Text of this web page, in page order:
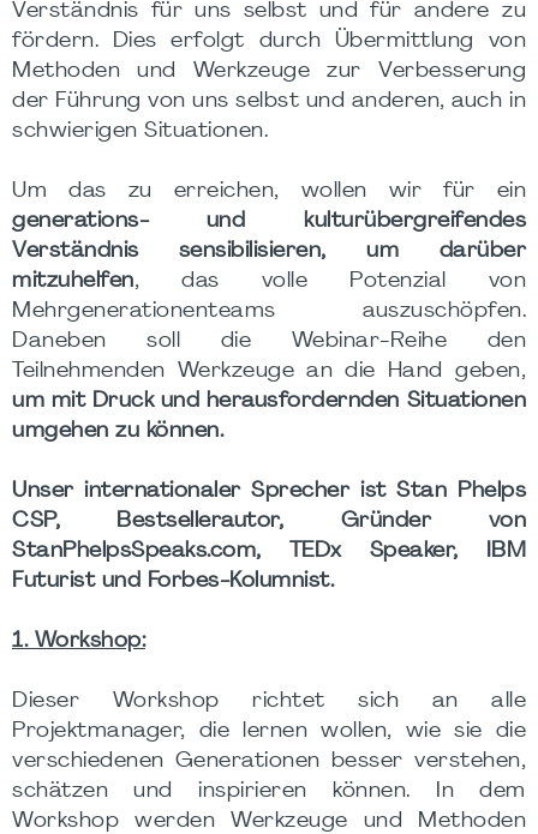
Verständnis für uns selbst und für andere zu
fördern. Dies erfolgt durch Übermittlung von
Methoden und Werkzeuge zur Verbesserung
der Führung von uns selbst und anderen, auch in
schwierigen Situationen.
Um das zu erreichen, wollen wir für ein
generations- und kulturübergreifendes
Verständnis sensibilisieren, um darüber
mitzuhelfen, das volle Potenzial von
Mehrgenerationenteams auszuschöpfen.
Daneben soll die Webinar-Reihe den
Teilnehmenden Werkzeuge an die Hand geben,
um mit Druck und herausfordernden Situationen
umgehen zu können.
Unser internationaler Sprecher ist Stan Phelps
CSP, Bestsellerautor, Gründer von
StanPhelpsSpeaks.com, TEDx Speaker, IBM
Futurist und Forbes-Kolumnist.
1. Workshop:
Dieser Workshop richtet sich an alle
Projektmanager, die lernen wollen, wie sie die
verschiedenen Generationen besser verstehen,
schätzen und inspirieren können. In dem
Workshop werden Werkzeuge und Methoden